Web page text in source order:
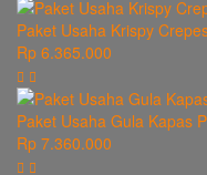
Paket Usaha Krispy
Rp 6.365.000
Paket Usaha Gula Kapas
Rp 7.360.000